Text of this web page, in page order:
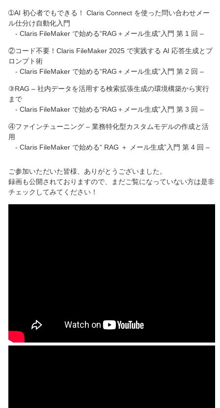
➀AI 初心者でもできる！ Claris Connect を使った問い合わせメー
ル仕分け自動化入門
- Claris FileMaker で始める“RAG＋メール生成”入門 第 1 回 –
②コード不要！Claris FileMaker 2025 で実践する AI 応答生成とプ
ロンプト術
- Claris FileMaker で始める“RAG＋メール生成”入門 第 2 回 –
③RAG – 社内データを活用する検索拡張生成の環境構築から実行
まで
- Claris FileMaker で始める“RAG＋メール生成”入門 第 3 回 –
④ファインチューニング – 業務特化型カスタムモデルの作成と活
用
- Claris FileMaker で始める“ RAG ＋ メール生成”入門 第 4 回 –
ご参加いただいた皆様、ありがとうございました。
録画も公開されておりますので、まだご覧になっていない方は是非
チェックしてみてください！